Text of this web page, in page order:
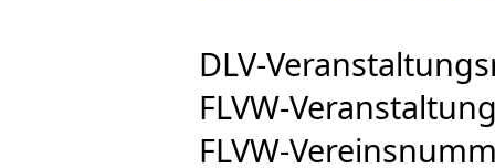
DLV-
FLVW-
FLVW-